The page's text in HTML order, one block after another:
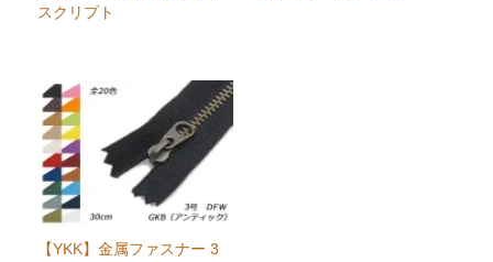
スクリプト
【YKK】金属ファスナー 3